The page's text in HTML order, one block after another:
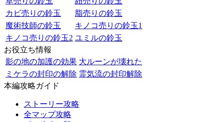
カビ売りの鈴玉
脂売りの鈴玉
魔術技師の鈴玉
キノコ売りの鈴玉1
キノコ売りの鈴玉2 ユミルの鈴玉
お役立ち情報
影の地の加護の効果 大ルーンが壊れた
ミケラの封印の解除 霊気流の封印解除
本編攻略ガイド
ストーリー攻略
全マップ攻略